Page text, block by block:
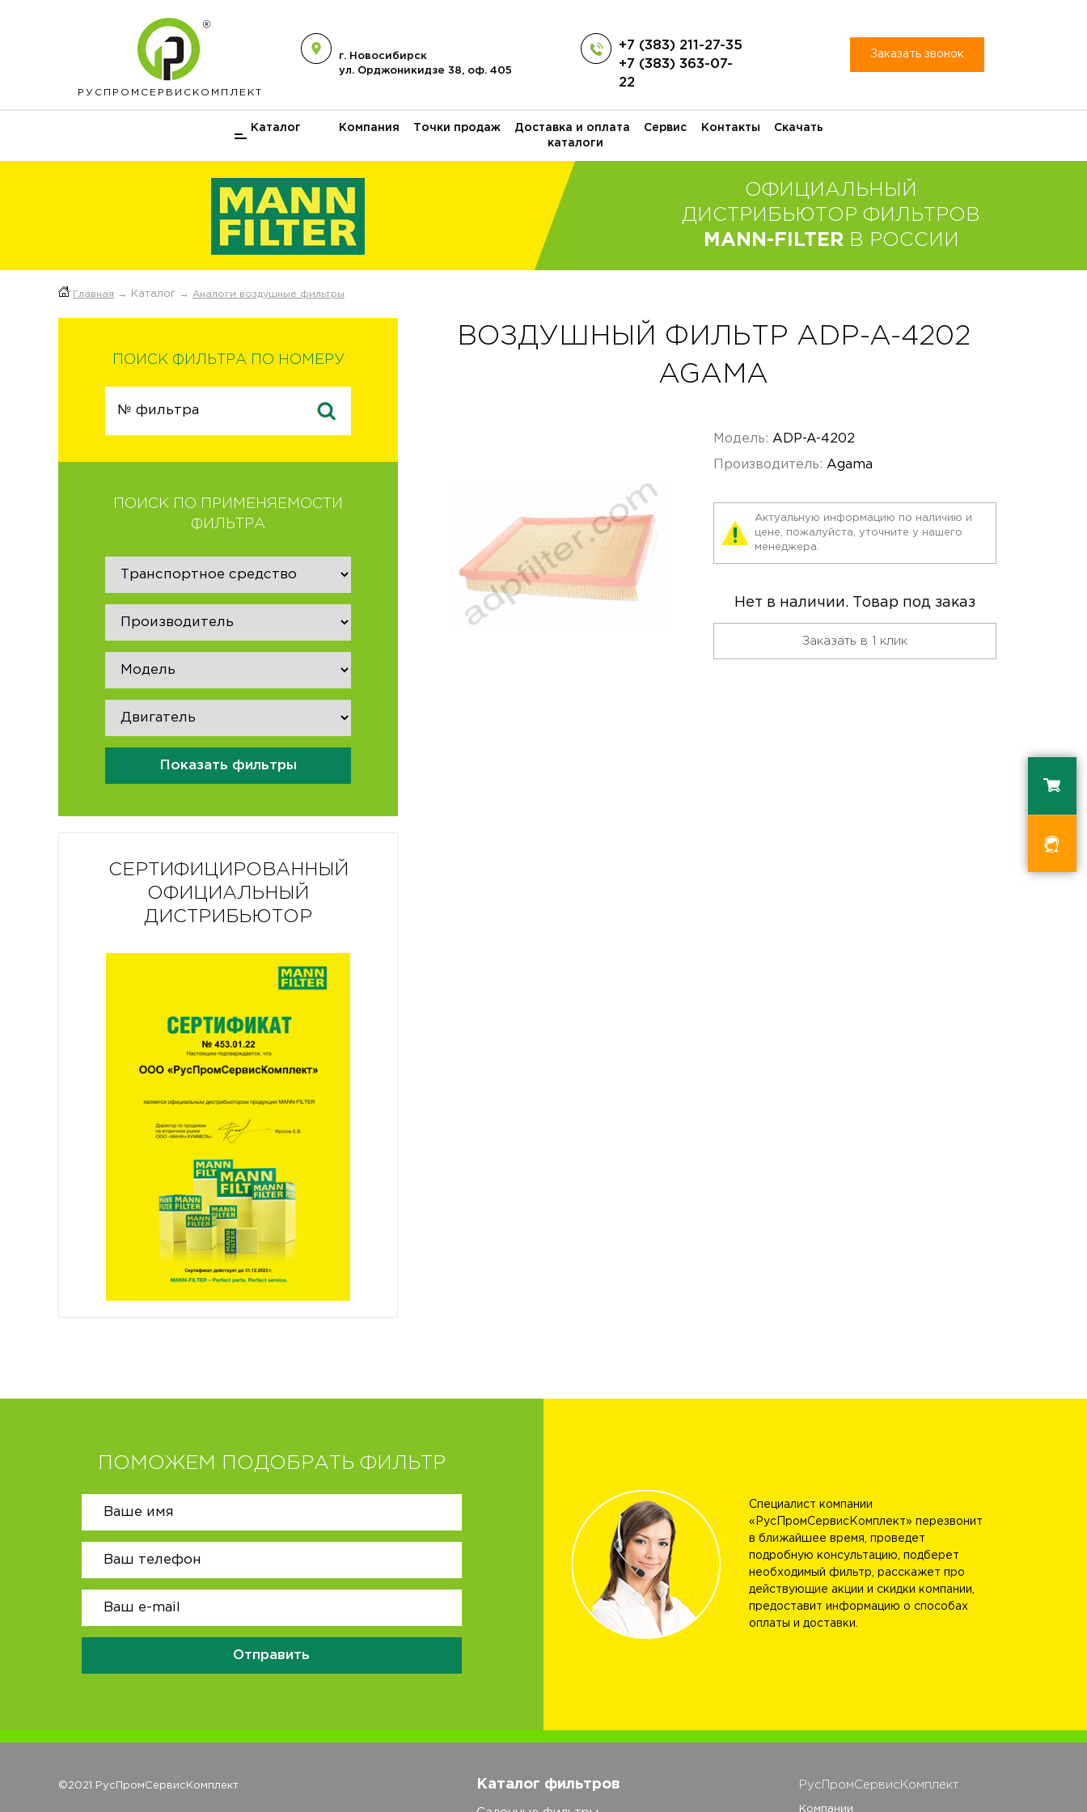
РУСПРОМ СЕРВИСКОМПЛЕКТ
г. Новосибирск
ул. Орджоникидзе 38, оф. 405
+7 (383) 211-27-35
+7 (383) 363-07-
22
Заказать звонок
Каталог Компания Точки продаж Доставка и оплата Сервис Контакты
Скачать
каталоги
ОФИЦИАЛЬНЫЙ
ДИСТРИБЬЮТОР ФИЛЬТРОВ
MANN-FILTER В РОССИИ
Главная → Каталог → Аналоги воздушные фильтры
ПОИСК ФИЛЬТРА ПО НОМЕРУ
ПОИСК ПО ПРИМЕНЯЕМОСТИ
ФИЛЬТРА
Показать фильтры
СЕРТИФИЦИРОВАННЫЙ
ОФИЦИАЛЬНЫЙ
ДИСТРИБЬЮТОР
ВОЗДУШНЫЙ ФИЛЬТР ADP-A-4202
AGAMA
Модель: ADP-A-4202
Производитель: Agama
Актуальную информацию по наличию и
цене, пожалуйста, уточните у нашего
менеджера.
Нет в наличии. Товар под заказ
Заказать в 1 клик
ПОМОЖЕМ ПОДОБРАТЬ ФИЛЬТР
Отправить
Специалист компании
«РусПромСервисКомплект» перезвонит
в ближайшее время, проведет
подробную консультацию, подберет
необходимый фильтр, расскажет про
действующие акции и скидки компании,
предоставит информацию о способах
оплаты и доставки.
©2021 РусПромСервисКомплект Каталог фильтров РусПромСервисКомплект
Компании